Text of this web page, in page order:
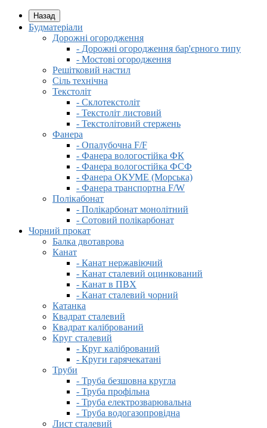
Назад
Будматеріали
Дорожні огородження
- Дорожні огородження бар'єрного типу
- Мостові огородження
Решітковий настил
Сіль технічна
Текстоліт
- Склотекстоліт
- Текстоліт листовий
- Текстолітовий стержень
Фанера
- Опалубочна F/F
- Фанера вологостійка ФК
- Фанера вологостійка ФСФ
- Фанера ОКУМЕ (Морська)
- Фанера транспортна F/W
Полікабонат
- Полікарбонат монолітний
- Сотовий полікарбонат
Чорний прокат
Балка двотаврова
Канат
- Канат нержавіючий
- Канат сталевий оцинкований
- Канат в ПВХ
- Канат сталевий чорний
Катанка
Квадрат сталевий
Квадрат калібрований
Круг сталевий
- Круг калібрований
- Круги гарячекатані
Труби
- Труба безшовна кругла
- Труба профільна
- Труба електрозварювальна
- Труба водогазопровідна
Лист сталевий